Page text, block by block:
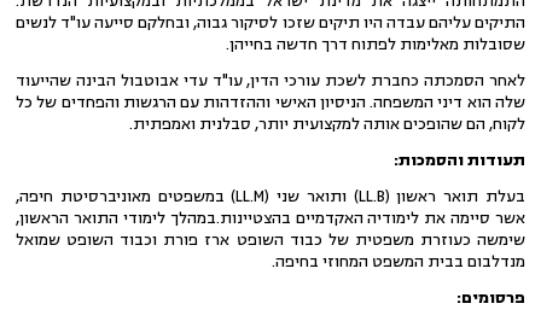
התיקים עליהם עבדה היו תיקים שזכו לסיקור גבוה, ובחלקם סייעה עו"ד לנשים
שסובלות מאלימות לפתוח דרך חדשה בחייהן.
לאחר הסמכתה כחברת לשכת עורכי הדין, עו"ד עדי אבוטבול הבינה שהייעוד
שלה הוא דיני המשפחה. הניסיון האישי וההזדהות עם הרגשות והפחדים של כל
לקוח, הם שהופכים אותה למקצועית יותר, סבלנית ואמפתית.
תעודות והסמכות:
בעלת תואר ראשון (LL.B) ותואר שני (LL.M) במשפטים מאוניברסיטת חיפה,
אשר סיימה את לימודיה האקדמיים בהצטיינות.במהלך לימודי התואר הראשון,
שימשה כעוזרת משפטית של כבוד השופט ארז פורת וכבוד השופט שמואל
מנדלבום בבית המשפט המחוזי בחיפה.
פרסומים: